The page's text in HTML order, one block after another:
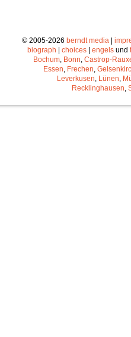
© 2005-2026 berndt media |
biograph | choices | engels und
Bochum Bonn Castrop-
Essen Frechen
Leverkusen Lünen
Recklinghausen